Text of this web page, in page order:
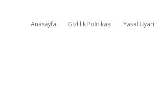
Anasayfa Gizlilik Politikası Yasal Uyarı